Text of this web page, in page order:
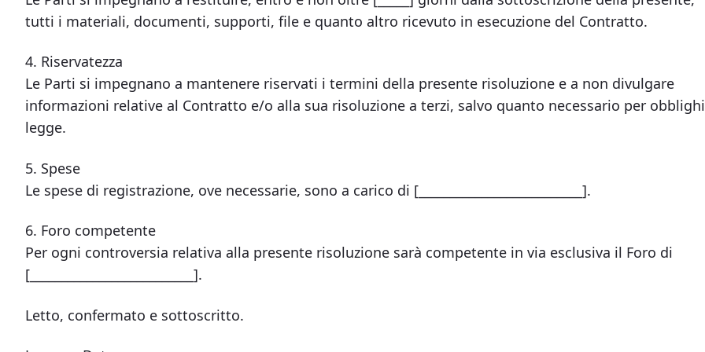
tutti i materiali, documenti, supporti, file e quanto altro ricevuto in esecuzione del Contratto.
4. Riservatezza
Le Parti si impegnano a mantenere riservati i termini della presente risoluzione e a non divulgare
informazioni relative al Contratto e/o alla sua risoluzione a terzi, salvo quanto necessario per
legge.
5. Spese
Le spese di registrazione, ove necessarie, sono a carico di [__________________________].
6. Foro competente
Per ogni controversia relativa alla presente risoluzione sarà competente in via esclusiva il Foro di
[__________________________].
Letto, confermato e sottoscritto.